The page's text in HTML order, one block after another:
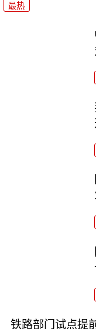
最热
铁路部门试点提